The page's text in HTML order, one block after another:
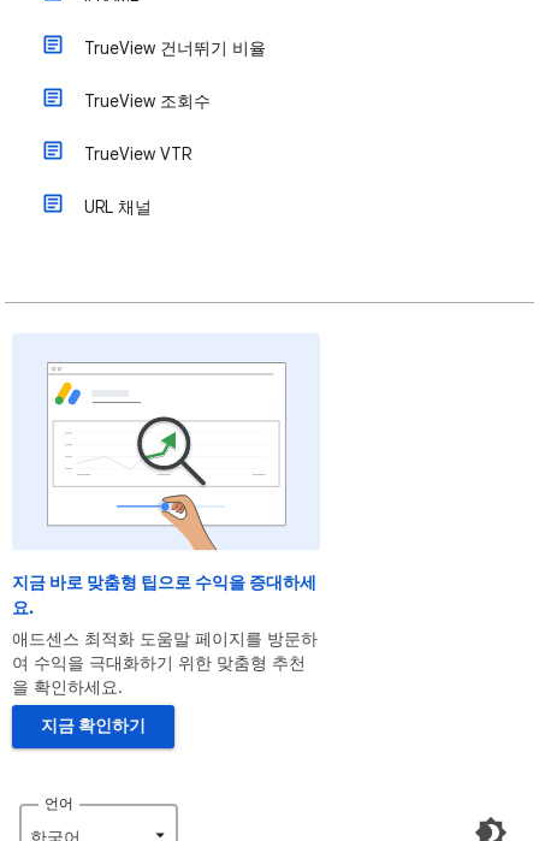
TrueView 건너뛰기 비율
TrueView 조회수
TrueView VTR
URL 채널
지금 바로 맞춤형 팁으로 수익을 증대하세
요.
애드센스 최적화 도움말 페이지를 방문하
여 수익을 극대화하기 위한 맞춤형 추천
을 확인하세요.
지금 확인하기
언어